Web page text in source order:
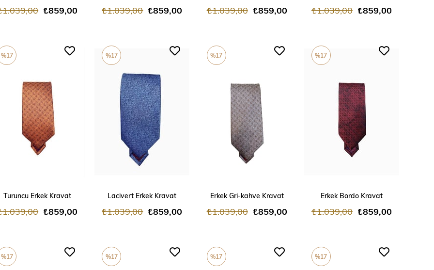
₺859,00 ₺859,00
₺1.039,00 ₺859,00
₺1.039,00 ₺859,00
₺1.039,00
Turuncu Erkek Kravat
₺859,00
%17
Lacivert Erkek Kravat
₺859,00
₺1.039,00
%17
Erkek Gri-kahve Kravat
₺859,00
₺1.039,00
%17
Erkek Bordo Kravat
₺859,00
₺1.039,00
%17
%17 %17 %17 %17